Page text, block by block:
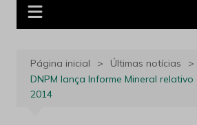
Página inicial
Últimas notícias
DNPM lança Informe Mineral relativo
2014